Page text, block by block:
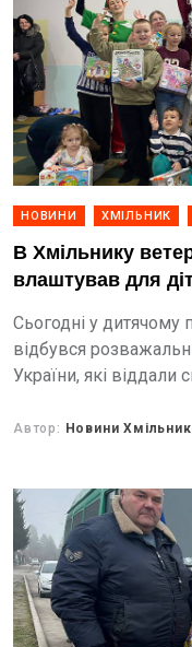
НОВИНИ ХМІЛЬНИК
В Хмільнику
влаштував для
Сьогодні у дитячому
відбувся
України, які віддали
діти віком...
Автор: Новини